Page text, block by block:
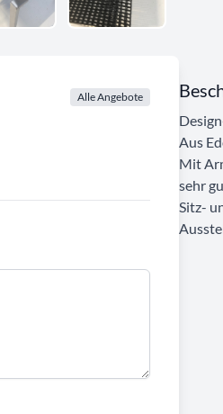
Alle Angebote
Aus
Mit
sehr
Sitz-